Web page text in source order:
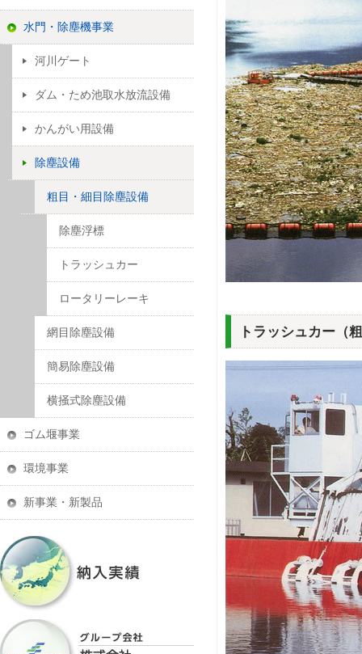
トラッシュカー（
水門・除塵機事業
河川ゲート
ダム・ため池取水放流設備
かんがい用設備
除塵設備
粗目・細目除塵設備
除塵浮標
トラッシュカー
ロータリーレーキ
網目除塵設備
簡易除塵設備
横掻式除塵設備
ゴム堰事業
環境事業
新事業・新製品